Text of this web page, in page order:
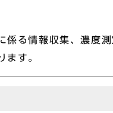
る情報収集、濃度
ます。